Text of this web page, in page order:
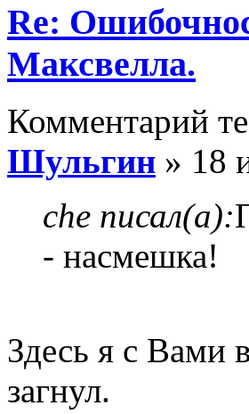
Re:
Максвелла.
Комментарий
Шульгин » 18
che писал(а):
- насмешка!
Здесь я с Вами
загнул.